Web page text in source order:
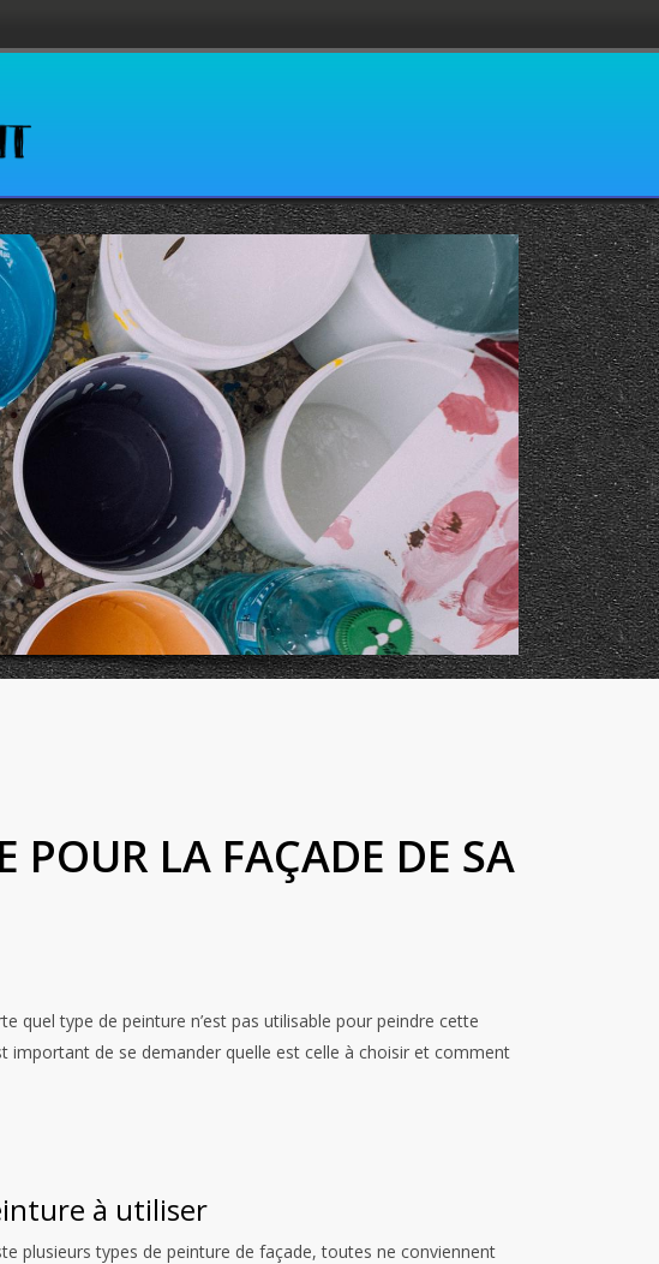
LA FAÇADE DE SA
quel type de peinture n’est pas utilisable pour peindre cette
important de se demander quelle est celle à choisir et comment
à utiliser
plusieurs types de peinture de façade, toutes ne conviennent